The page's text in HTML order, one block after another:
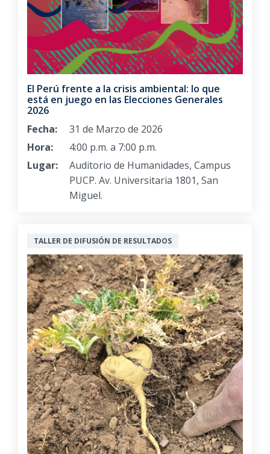
El Perú frente a la crisis ambiental: lo que
está en juego en las Elecciones Generales
2026
Fecha:
31 de Marzo de 2026
Hora:
4:00 p.m. a 7:00 p.m.
Lugar:
Auditorio de Humanidades, Campus
PUCP. Av. Universitaria 1801, San
Miguel.
TALLER DE DIFUSIÓN DE RESULTADOS